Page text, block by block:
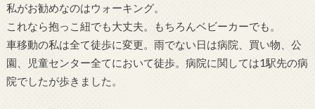
私がお勧めなのはウォーキング。
これなら抱っこ紐でも大丈夫。もちろんベビーカーでも。
車移動の私は全て徒歩に変更。雨でない日は病院、買い物、公
園、児童センター全てにおいて徒歩。病院に関しては1駅先の病
院でしたが歩きました。